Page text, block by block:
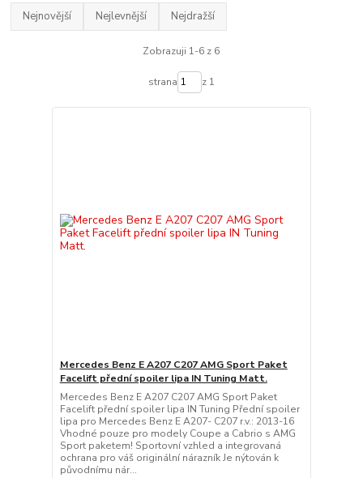
Nejnovější Nejlevnější Nejdražší
Zobrazuji 1-6 z 6
strana z 1
Mercedes Benz E A207 C207 AMG Sport Paket
Facelift přední spoiler lipa IN Tuning Matt.
Mercedes Benz E A207 C207 AMG Sport Paket
Facelift přední spoiler lipa IN Tuning Přední spoiler
lipa pro Mercedes Benz E A207- C207 r.v.: 2013-16
Vhodné pouze pro modely Coupe a Cabrio s AMG
Sport paketem! Sportovní vzhled a integrovaná
ochrana pro váš originální nárazník Je nýtován k
původnímu nár...